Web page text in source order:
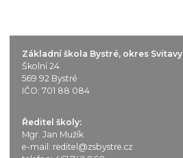
Základní škola Bystré, okres Svitavy
Školní 24
569 92 Bystré
IČO: 701 88 084
Ředitel školy:
Mgr. Jan Mužík
e-mail: reditel@zsbystre.cz